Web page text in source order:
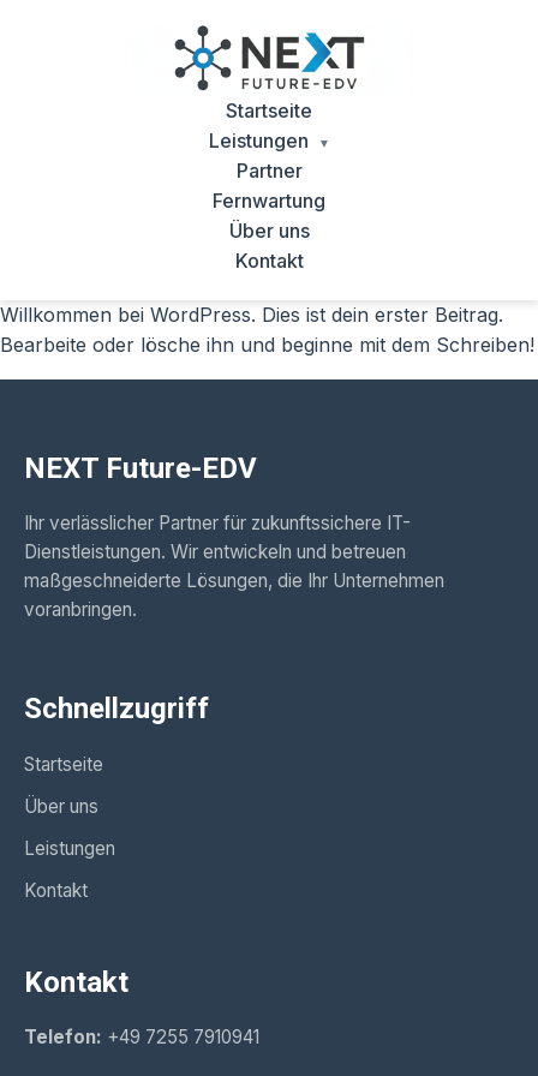
Startseite
Leistungen
Partner
Fernwartung
Über uns
Kontakt
Willkommen bei WordPress. Dies ist dein erster Beitrag.
Bearbeite oder lösche ihn und beginne mit dem Schreiben!
NEXT Future-EDV
Ihr verlässlicher Partner für zukunftssichere IT-
Dienstleistungen. Wir entwickeln und betreuen
maßgeschneiderte Lösungen, die Ihr Unternehmen
voranbringen.
Schnellzugriff
Startseite
Über uns
Leistungen
Kontakt
Kontakt
Telefon: +49 7255 7910941